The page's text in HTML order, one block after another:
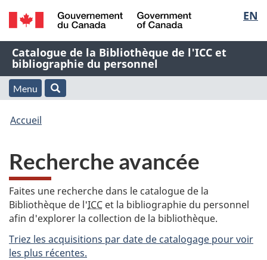
Passer
au
contenu
principal
Passer
à
« À
propos
de
application
Passer
à
la
version
HTML
de
la
EN
/
Government
of
Canada
Nom
de
l'application
Web
Catalogue de la Bibliothèque de l'ICC et
bibliographie du personnel
Menu
et
Menu
Vous
ici
Accueil
Recherche avancée
Faites une recherche dans le catalogue de la
Bibliothèque de l'ICC et la bibliographie du personnel
afin d'explorer la collection de la bibliothèque.
Triez les acquisitions par date de catalogage pour voir
les plus récentes.